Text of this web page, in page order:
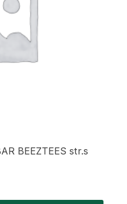
BEEZTEES str.s